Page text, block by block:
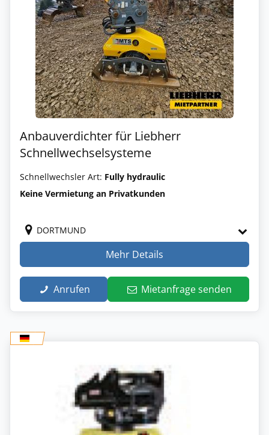
Anbauverdichter für Liebherr
Schnellwechselsysteme
Schnellwechsler Art: Fully hydraulic
Keine Vermietung an Privatkunden
DORTMUND
Mehr Details
Anrufen Mietanfrage senden